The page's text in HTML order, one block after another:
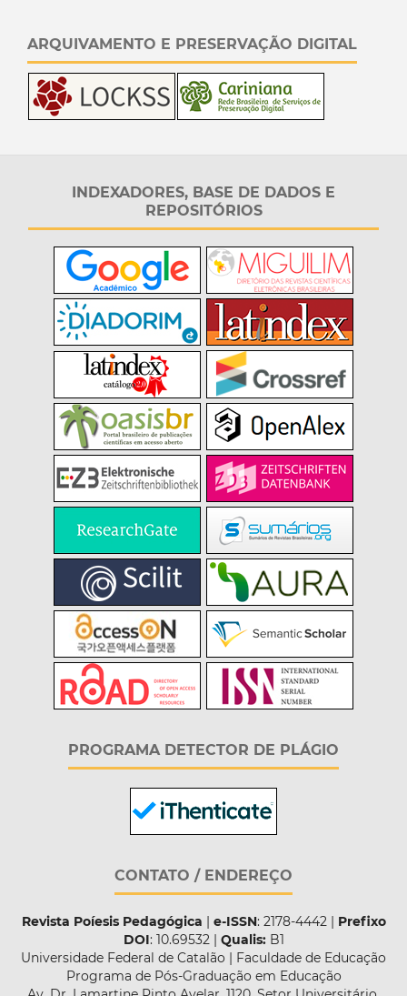
ARQUIVAMENTO E PRESERVAÇÃO DIGITAL
INDEXADORES, BASE DE DADOS E
REPOSITÓRIOS
PROGRAMA DETECTOR DE PLÁGIO
CONTATO / ENDEREÇO
Revista Poíesis Pedagógica | e-ISSN: 2178-4442 | Prefixo
DOI: 10.69532 | Qualis:B1
Universidade Federal de Catalão | Faculdade de Educação
Programa de Pós-Graduação em Educação